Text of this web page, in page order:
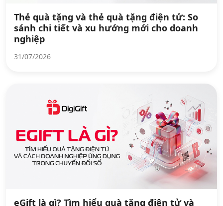
Thẻ quà tặng và thẻ quà tặng điện tử: So
sánh chi tiết và xu hướng mới cho doanh
nghiệp
31/07/2026
eGift là gì? Tìm hiểu quà tặng điện tử và